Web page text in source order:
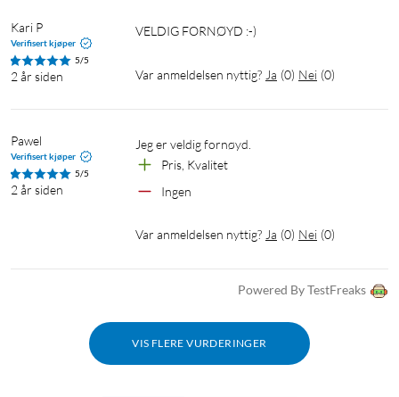
Kari P
Verifisert kjøper
5/5
2 år siden
VELDIG FORNØYD :-)
Var anmeldelsen nyttig? Ja (0) Nei (0)
Pawel
Verifisert kjøper
5/5
2 år siden
Jeg er veldig fornøyd.
Pris, Kvalitet
Ingen
Var anmeldelsen nyttig? Ja (0) Nei (0)
Powered By TestFreaks
VIS FLERE VURDERINGER